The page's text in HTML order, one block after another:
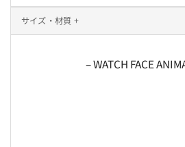
サイズ・材質 +
– WATCH FACE